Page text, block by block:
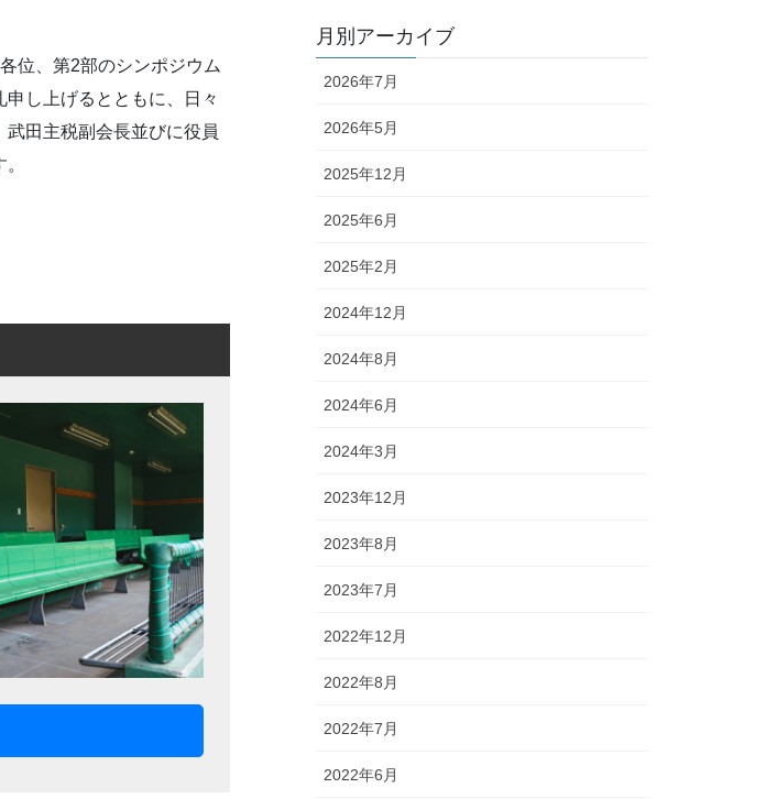
位、第2部のシンポジウム
し上げるとともに、日々
田主税副会長並びに役員
月別アーカイブ
2026年7月
2026年5月
2025年12月
2025年6月
2025年2月
2024年12月
2024年8月
2024年6月
2024年3月
2023年12月
2023年8月
2023年7月
2022年12月
2022年8月
2022年7月
2022年6月